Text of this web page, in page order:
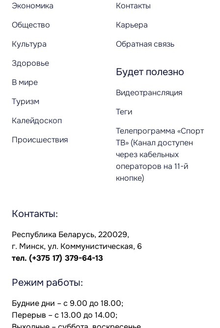
Экономика
Общество
Культура
Здоровье
В мире
Туризм
Калейдоскоп
Происшествия
Контакты
Карьера
Обратная связь
Будет полезно
Видеотрансляция
Теги
Телепрограмма «Спорт
ТВ» (Канал доступен
через кабельных
операторов на 11-й
кнопке)
Контакты:
Республика Беларусь, 220029,
г. Минск, ул. Коммунистическая, 6
тел. (+375 17) 379-64-13
Режим работы:
Будние дни – с 9.00 до 18.00;
Перерыв – с 13.00 до 14.00;